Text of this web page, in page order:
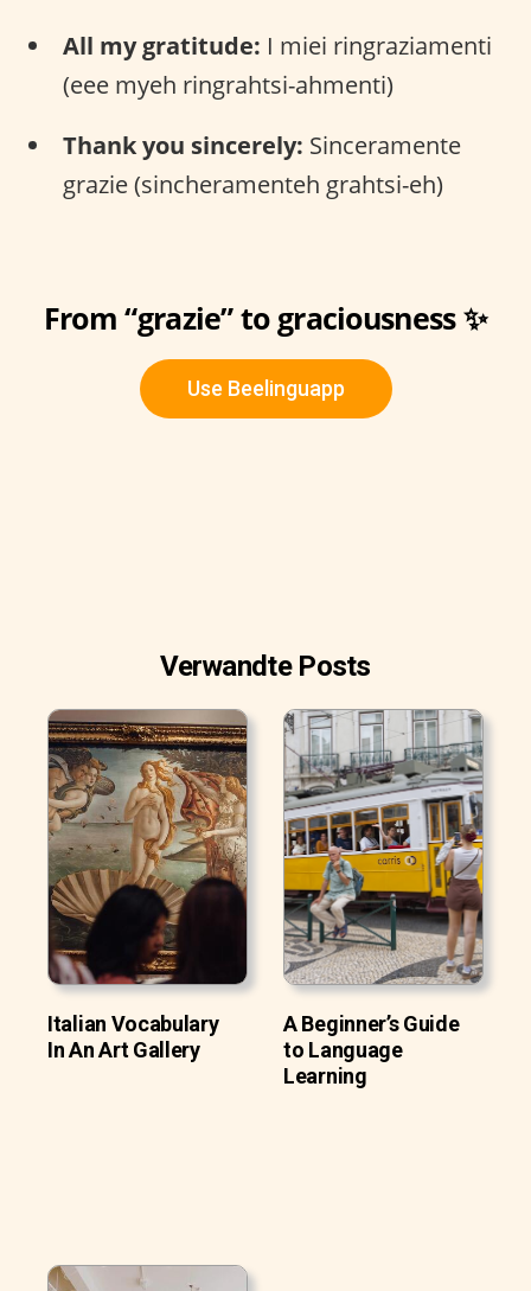
All my gratitude: I miei ringraziamenti
(eee myeh ringrahtsi-ahmenti)
Thank you sincerely: Sinceramente
grazie (sincheramenteh grahtsi-eh)
From “grazie” to graciousness ✨
Use Beelinguapp
Verwandte Posts
Italian Vocabulary
In An Art Gallery
A Beginner’s Guide
to Language
Learning